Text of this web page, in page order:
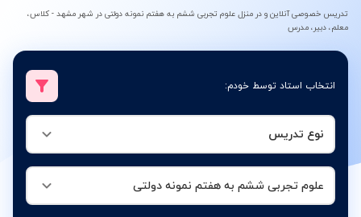
تدریس خصوصی آنلاین و در منزل علوم تجربی ششم به هفتم نمونه دولتی در شهر مشهد - کلاس،
معلم، دبیر، مدرس
انتخاب استاد توسط خودم:
نوع تدریس
علوم تجربی ششم به هفتم نمونه دولتی